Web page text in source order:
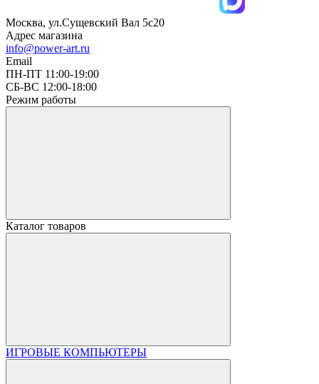
Москва, ул.Сущевский Вал 5с20
Адрес магазина
info@power-art.ru
Email
ПН-ПТ 11:00-19:00
СБ-ВС 12:00-18:00
Режим работы
Каталог товаров
ИГРОВЫЕ КОМПЬЮТЕРЫ